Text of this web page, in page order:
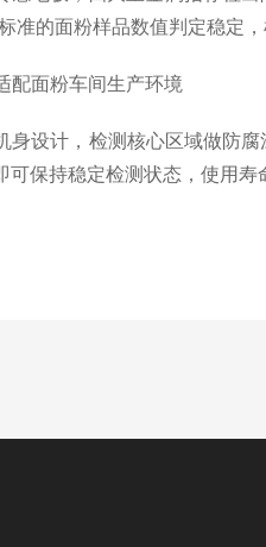
准的面粉样品数值判定稳定
面粉车间生产环境
计，检测核心区域做防腐
可保持稳定检测状态，使用寿